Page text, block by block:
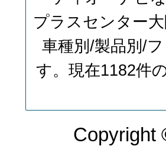
プラスセンター
車種別/製品別/
す。現在1182件
Copyright